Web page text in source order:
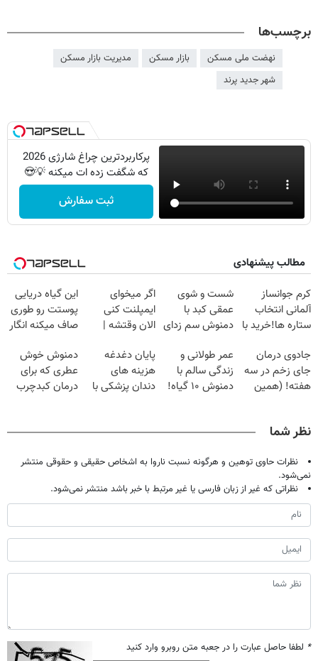
برچسب‌ها
نهضت ملی مسکن بازار مسکن
مدیریت بازار مسکن
شهر جدید پرند
پرکاربردترین چراغ شارژی 2026
که شگفت زده ات میکنه 💡😍
ثبت سفارش
مطالب پیشنهادی
کرم جوانساز
آلمانی انتخاب
ستاره ها!خرید با
شست و شوی
عمقی کبد با
دمنوش سم زدای
اگر میخوای
ایمپلنت کنی
الان وقتشه |
میلیون تومان!!!
این گیاه دریایی
پوستت رو طوری
صاف میکنه انگار
شدی🔥
جادوی درمان
جای زخم در سه
هفته! (همین
عمر طولانی و
زندگی سالم با
دمنوش ۱۰ گیاه!
پایان دغدغه
هزینه های
دندان پزشکی با
دمنوش خوش
عطری که برای
درمان کبدچرب
نظر شما
نظرات حاوی توهین و هرگونه نسبت ناروا به اشخاص حقیقی و حقوقی منتشر
نمی‌شود.
نظراتی که غیر از زبان فارسی یا غیر مرتبط با خبر باشد منتشر نمی‌شود.
* لطفا حاصل عبارت را در جعبه متن روبرو وارد کنید